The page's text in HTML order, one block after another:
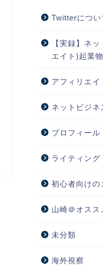
Twitterについ
【実録】ネ
エイト)起業
アフィリエイ
ネットビジネ
プロフィール
ライティング
初心者向けの
山崎＠オスス
未分類
海外視察